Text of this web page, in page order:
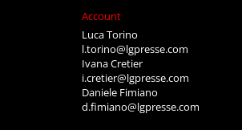
Account
Luca Torino
l.torino@lgpresse.com
Ivana Cretier
i.cretier@lgpresse.com
Daniele Fimiano
d.fimiano@lgpresse.com